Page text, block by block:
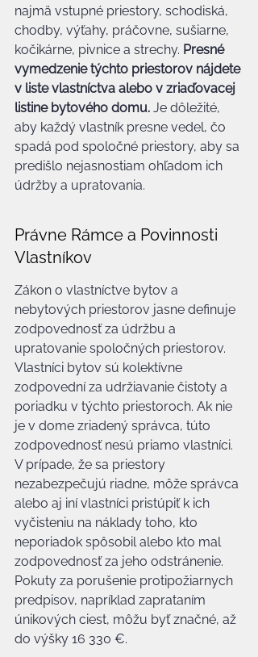
najmä vstupné priestory, schodiská,
chodby, výťahy, práčovne, sušiarne,
kočikárne, pivnice a strechy. Presné
vymedzenie týchto priestorov nájdete
v liste vlastníctva alebo v zriaďovacej
listine bytového domu. Je dôležité,
aby každý vlastník presne vedel, čo
spadá pod spoločné priestory, aby sa
predišlo nejasnostiam ohľadom ich
údržby a upratovania.
Právne Rámce a Povinnosti
Vlastníkov
Zákon o vlastníctve bytov a
nebytových priestorov jasne definuje
zodpovednosť za údržbu a
upratovanie spoločných priestorov.
Vlastníci bytov sú kolektívne
zodpovední za udržiavanie čistoty a
poriadku v týchto priestoroch. Ak nie
je v dome zriadený správca, túto
zodpovednosť nesú priamo vlastníci.
V prípade, že sa priestory
nezabezpečujú riadne, môže správca
alebo aj iní vlastníci pristúpiť k ich
vyčisteniu na náklady toho, kto
neporiadok spôsobil alebo kto mal
zodpovednosť za jeho odstránenie.
Pokuty za porušenie protipožiarnych
predpisov, napríklad zaprataním
únikových ciest, môžu byť značné, až
do výšky 16 330 €.